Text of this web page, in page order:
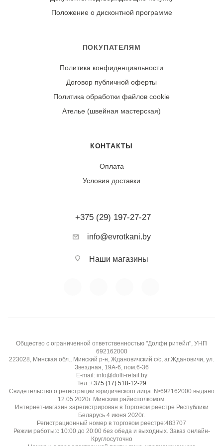
правил ухода сохраняет интенсивность цвета и форму.
Положение о дисконтной программе
ПОКУПАТЕЛЯМ
Политика конфиденциальности
Договор публичной оферты
Политика обработки файлов cookie
Ателье (швейная мастерская)
КОНТАКТЫ
Оплата
Условия доставки
+375 (29) 197-27-27
info@evrotkani.by
Наши магазины
Общество с ограниченной ответственностью "Долфи ритейл", УНП
692162000
223028, Минская обл., Минский р-н, Ждановичский с/с, аг.Ждановичи, ул.
Звездная, 19А-6, пом.6-36
E-mail: info@dolfi-retail.by
Тел.:+375 (17) 518-12-29
Свидетельство о регистрации юридического лица: №692162000 выдано
12.05.2020г. Минским райисполкомом.
Интернет-магазин зарегистрирован в Торговом реестре Республики
Беларусь 4 июня 2020г.
Регистрационный номер в торговом реестре:483707
Режим работы:с 10:00 до 20:00 без обеда и выходных. Заказ онлайн-
Круглосуточно